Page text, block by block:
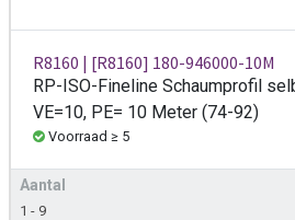
R8160 | [R8160] 180-946000-10M
RP-ISO-Fineline Schaumprofil
VE=10, PE= 10 Meter (74-92)
Voorraad ≥ 5
Aantal
1 - 9